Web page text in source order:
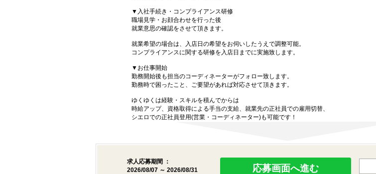
▼入社手続き・コンプライアンス研修
職場見学・お顔合わせを行った後
就業意思の確認をさせて頂きます。
就業希望の場合は、入店日の希望をお伺いしたうえで調整可能。
コンプライアンスに関する研修を入店日までに実施致します。
▼お仕事開始
勤務開始後も担当のコーディネーターがフォロー致します。
勤務時で困ったこと、ご要望があれば対応させて頂きます。
ゆくゆくは経験・スキルを積んでからは
時給アップ、資格取得による手当の支給、就業先の正社員での雇用切替、
シエロでの正社員登用(営業・コーディネーター)も可能です！
求人応募期間 ：
2026/08/07 ～ 2026/08/31
応募画面へ進む